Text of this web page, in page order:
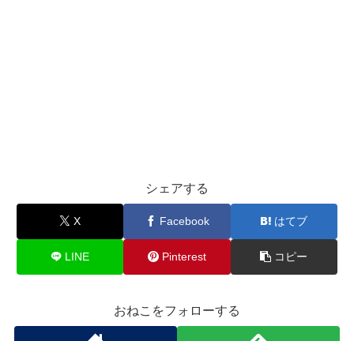
シェアする
X Facebook はてブ
LINE Pinterest コピー
おねこをフォローする